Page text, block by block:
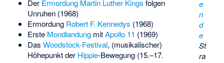
e
n
d
e
St
ra
Der Ermordung Martin Luther Kings folgen
Unruhen (1968)
Ermordung Robert F. Kennedys (1968)
Erste MondlandungmitApollo 11 (1969)
Das Woodstock-Festival, (musikalischer)
Höhepunkt der Hippie-Bewegung (15.–17.